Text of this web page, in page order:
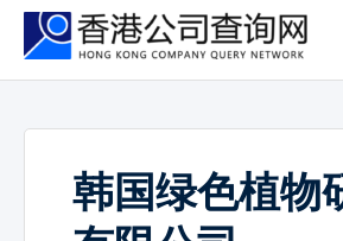
韩国绿色植物